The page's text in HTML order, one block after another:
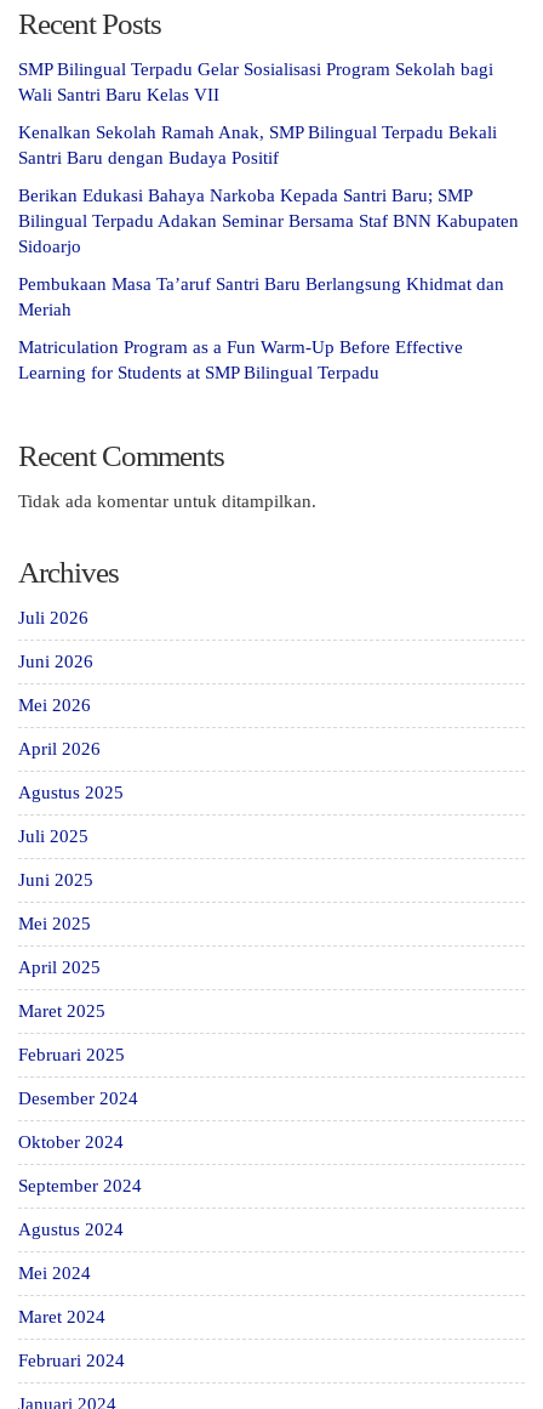
Recent Posts
SMP Bilingual Terpadu Gelar Sosialisasi Program Sekolah bagi
Wali Santri Baru Kelas VII
Kenalkan Sekolah Ramah Anak, SMP Bilingual Terpadu Bekali
Santri Baru dengan Budaya Positif
Berikan Edukasi Bahaya Narkoba Kepada Santri Baru; SMP
Bilingual Terpadu Adakan Seminar Bersama Staf BNN Kabupaten
Sidoarjo
Pembukaan Masa Ta’aruf Santri Baru Berlangsung Khidmat dan
Meriah
Matriculation Program as a Fun Warm-Up Before Effective
Learning for Students at SMP Bilingual Terpadu
Recent Comments
Tidak ada komentar untuk ditampilkan.
Archives
Juli 2026
Juni 2026
Mei 2026
April 2026
Agustus 2025
Juli 2025
Juni 2025
Mei 2025
April 2025
Maret 2025
Februari 2025
Desember 2024
Oktober 2024
September 2024
Agustus 2024
Mei 2024
Maret 2024
Februari 2024
Januari 2024